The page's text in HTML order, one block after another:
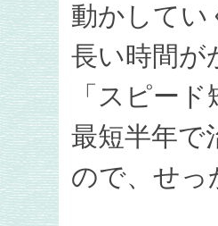
動かしてい
長い時間が
「スピー
最短半年で
ので、せっ